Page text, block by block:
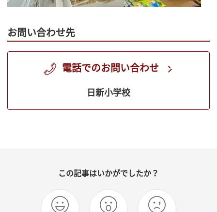
お問い合わせ先
電話でのお問い合わせ
日新小学校
この記事はいかがでしたか？